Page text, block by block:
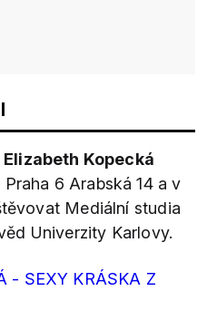
Elizabeth Kopecká
6 Arabská 14 a v
Mediální studia
Univerzity Karlovy.
- SEXY KRÁSKA Z